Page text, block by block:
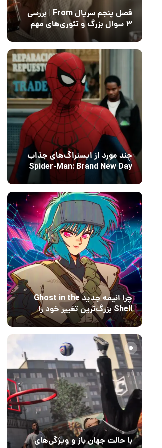
فصل پنجم سریال From | بررسی
۳ سوال بزرگ و تئوری‌های مهم
12 مرداد 1405
چند مورد از ایستراگ‌های جذاب
Spider-Man: Brand New Day
فاش شدند
۰
چرا انیمه جدید Ghost in the
Shell بزرگ‌ترین تغییر خود را
اعمال کرده است؟ کارگردانان
15 مرداد 1405
با حالت جهان باز و ویژگی‌های